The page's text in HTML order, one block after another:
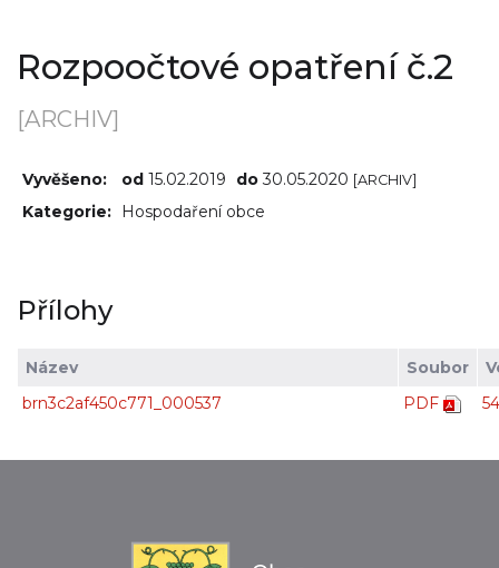
Rozpoočtové opatření č.2
[ARCHIV]
Vyvěšeno: od 15.02.2019 do30.05.2020 [ARCHIV]
Kategorie: Hospodaření obce
Přílohy
Název Soubor
brn3c2af450c771_000537
PDF